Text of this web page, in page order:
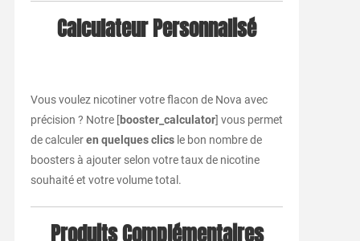
Calculateur Personnalisé
Vous voulez nicotiner votre flacon de Nova avec
précision ? Notre [booster_calculator] vous permet
de calculeren quelques clicsle bon nombre de
boosters à ajouter selon votre taux de nicotine
souhaité et votre volume total.
Produits Complémentaires